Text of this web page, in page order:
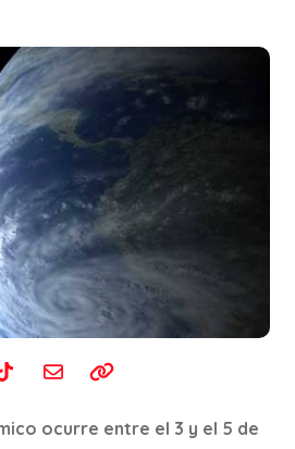
ocurre entre el 3 y el 5 de